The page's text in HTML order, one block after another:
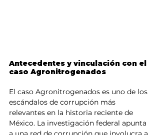
Antecedentes y vinculación con el
caso Agronitrogenados
El caso Agronitrogenados es uno de los
escándalos de corrupción más
relevantes en la historia reciente de
México. La investigación federal apunta